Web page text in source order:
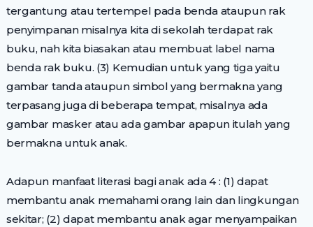
tergantung atau tertempel pada benda ataupun rak
penyimpanan misalnya kita di sekolah terdapat rak
buku, nah kita biasakan atau membuat label nama
benda rak buku. (3) Kemudian untuk yang tiga yaitu
gambar tanda ataupun simbol yang bermakna yang
terpasang juga di beberapa tempat, misalnya ada
gambar masker atau ada gambar apapun itulah yang
bermakna untuk anak.
Adapun manfaat literasi bagi anak ada 4 : (1) dapat
membantu anak memahami orang lain dan lingkungan
sekitar; (2) dapat membantu anak agar menyampaikan